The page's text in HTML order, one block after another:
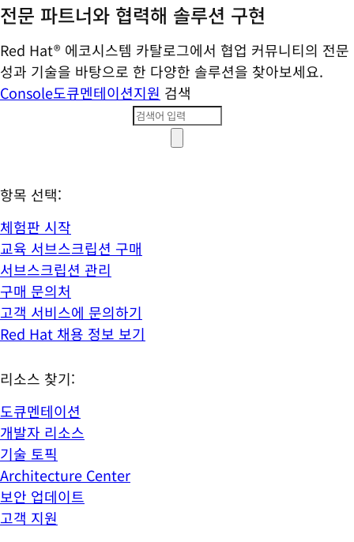
전문 파트너와 협력해 솔루션 구현
Red Hat® 에코시스템 카탈로그에서 협업 커뮤니티의 전문
성과 기술을 바탕으로 한 다양한 솔루션을 찾아보세요.
Console도큐멘테이션지원 검색
항목 선택:
체험판 시작
교육 서브스크립션 구매
서브스크립션 관리
구매 문의처
고객 서비스에 문의하기
Red Hat 채용 정보 보기
리소스 찾기:
도큐멘테이션
개발자 리소스
기술 토픽
Architecture Center
보안 업데이트
고객 지원